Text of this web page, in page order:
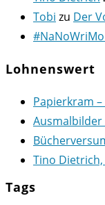
Tobi zu Der
Lohnenswert
Papierkram
Tino
Tags